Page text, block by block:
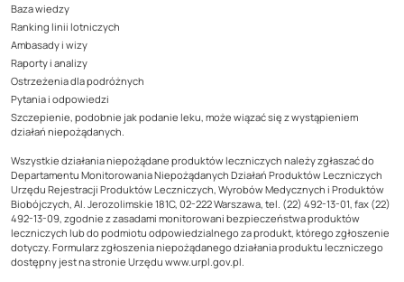
Baza wiedzy
Ranking linii lotniczych
Ambasady i wizy
Raporty i analizy
Ostrzeżenia dla podróżnych
Pytania i odpowiedzi
Szczepienie, podobnie jak podanie leku, może wiązać się z wystąpieniem
działań niepożądanych.
Wszystkie działania niepożądane produktów leczniczych należy zgłaszać do
Departamentu Monitorowania Niepożądanych Działań Produktów Leczniczych
Urzędu Rejestracji Produktów Leczniczych, Wyrobów Medycznych i Produktów
Biobójczych, Al. Jerozolimskie 181C, 02-222 Warszawa, tel. (22) 492-13-01, fax (22)
492-13-09, zgodnie z zasadami monitorowani bezpieczeństwa produktów
leczniczych lub do podmiotu odpowiedzialnego za produkt, którego zgłoszenie
dotyczy. Formularz zgłoszenia niepożądanego działania produktu leczniczego
dostępny jest na stronie Urzędu www.urpl.gov.pl.